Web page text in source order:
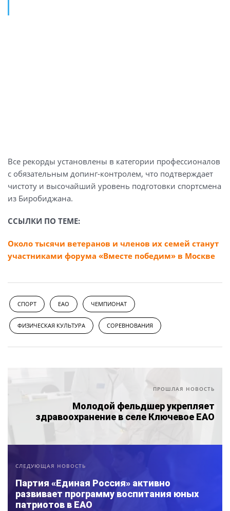
Все рекорды установлены в категории профессионалов
с обязательным допинг-контролем, что подтверждает
чистоту и высочайший уровень подготовки спортсмена
из Биробиджана.
ССЫЛКИ ПО ТЕМЕ:
Около тысячи ветеранов и членов их семей станут
участниками форума «Вместе победим» в Москве
СПОРТ ЕАО ЧЕМПИОНАТ
ФИЗИЧЕСКАЯ КУЛЬТУРА СОРЕВНОВАНИЯ
ПРОШЛАЯ НОВОСТЬ
Молодой фельдшер укрепляет
здравоохранение в селе Ключевое ЕАО
СЛЕДУЮЩАЯ НОВОСТЬ
Партия «Единая Россия» активно
развивает программу воспитания юных
патриотов в ЕАО